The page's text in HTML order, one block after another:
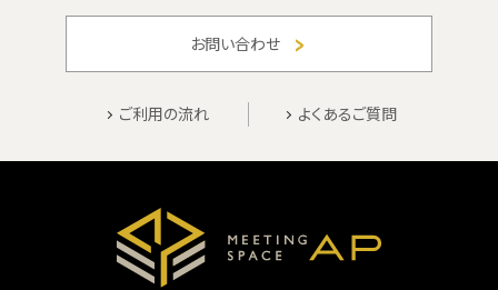
お問い合わせ
ご利用の流れ よくあるご質問